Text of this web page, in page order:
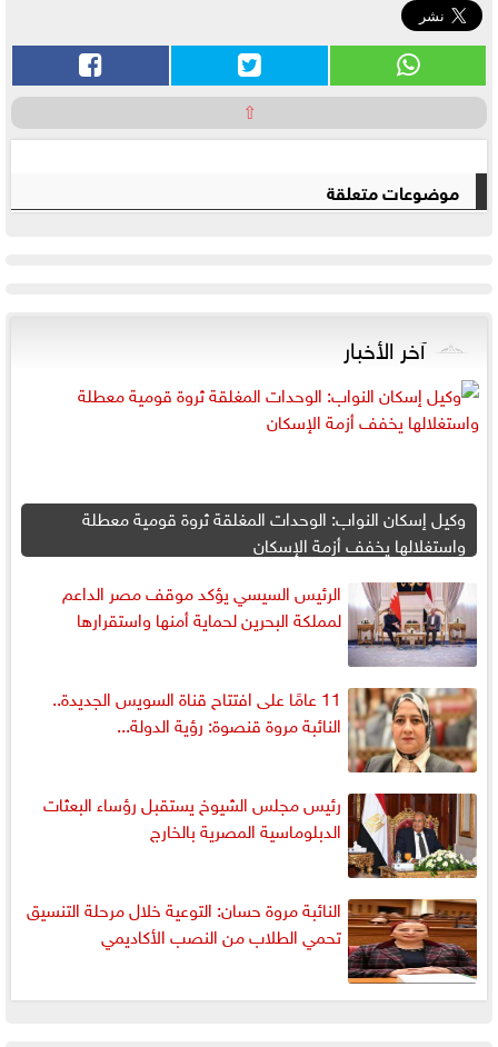
⇧
موضوعات متعلقة
آخر الأخبار
وكيل إسكان النواب: الوحدات المغلقة ثروة قومية معطلة
واستغلالها يخفف أزمة الإسكان
الرئيس السيسي يؤكد موقف مصر الداعم
لمملكة البحرين لحماية أمنها واستقرارها
11 عامًا على افتتاح قناة السويس الجديدة..
النائبة مروة قنصوة: رؤية الدولة...
رئيس مجلس الشيوخ يستقبل رؤساء البعثات
الدبلوماسية المصرية بالخارج
النائبة مروة حسان: التوعية خلال مرحلة التنسيق
تحمي الطلاب من النصب الأكاديمي